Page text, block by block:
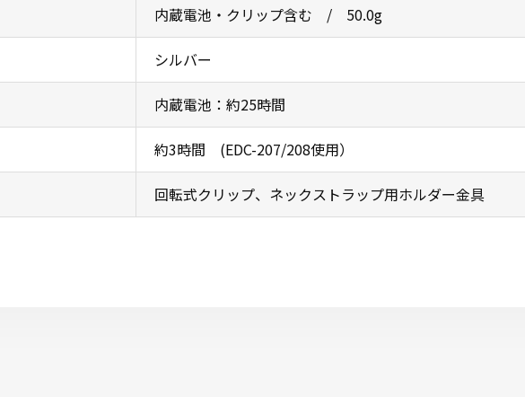
内蔵電池・クリップ含む / 50.0g
シルバー
内蔵電池：約25時間
約3時間 (EDC-207/208使用）
回転式クリップ、ネックストラップ用ホルダー金具